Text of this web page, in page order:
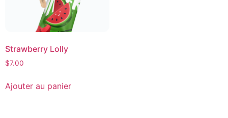
Strawberry Lolly
$7.00
Ajouter au panier